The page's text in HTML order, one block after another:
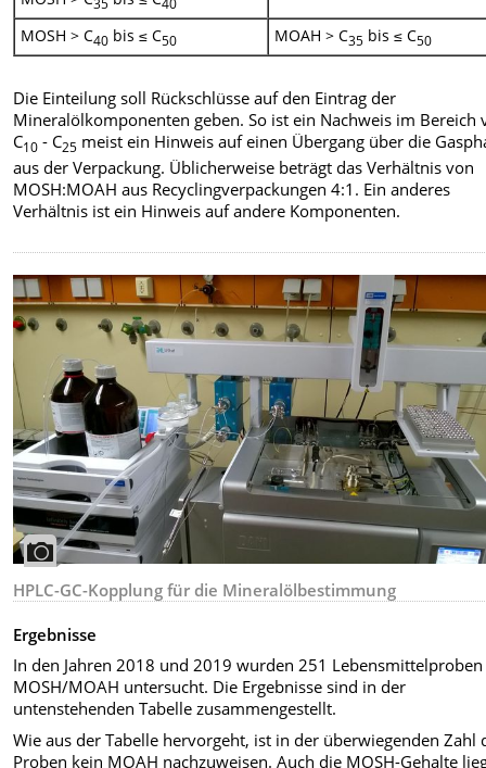
MOSH > C40 bis ≤ C50 MOAH > C35 bis ≤ C50
Die Einteilung soll Rückschlüsse auf den Eintrag der
Mineralölkomponenten geben. So ist ein Nachweis im Bereich
C10 - C25 meist ein Hinweis auf einen Übergang über die
aus der Verpackung. Üblicherweise beträgt das Verhältnis von
MOSH:MOAH aus Recyclingverpackungen 4:1. Ein anderes
Verhältnis ist ein Hinweis auf andere Komponenten.
HPLC-GC-Kopplung für die Mineralölbestimmung
Ergebnisse
In den Jahren 2018 und 2019 wurden 251
MOSH/MOAH untersucht. Die Ergebnisse sind in der
untenstehenden Tabelle zusammengestellt.
Wie aus der Tabelle hervorgeht, ist in der überwiegenden Zahl
Proben kein MOAH nachzuweisen. Auch die MOSH-Gehalte